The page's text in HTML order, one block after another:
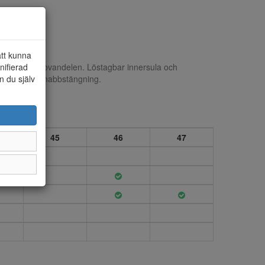
syntet i ovandelen. Löstagbar innersula och
är med snabbstängning.
45 46
47
kunna
du själv